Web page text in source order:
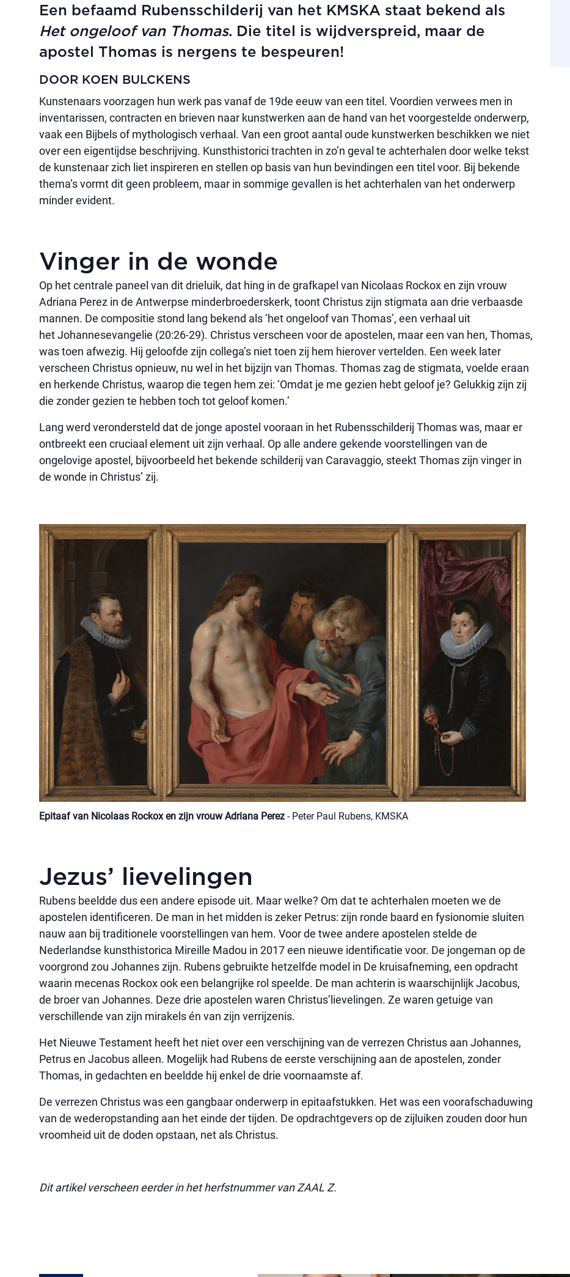
Een befaamd Rubensschilderij van het KMSKA staat bekend als
Het ongeloof van Thomas. Die titel is wijdverspreid, maar de
apostel Thomas is nergens te bespeuren!
DOOR KOEN BULCKENS
Kunstenaars voorzagen hun werk pas vanaf de 19de eeuw van een titel. Voordien verwees men in
inventarissen, contracten en brieven naar kunstwerken aan de hand van het voorgestelde onderwerp,
vaak een Bijbels of mythologisch verhaal. Van een groot aantal oude kunstwerken beschikken we niet
over een eigentijdse beschrijving. Kunsthistorici trachten in zo’n geval te achterhalen door welke tekst
de kunstenaar zich liet inspireren en stellen op basis van hun bevindingen een titel voor. Bij bekende
thema’s vormt dit geen probleem, maar in sommige gevallen is het achterhalen van het onderwerp
minder evident.
Vinger in de wonde
Op het centrale paneel van dit drieluik, dat hing in de grafkapel van Nicolaas Rockox en zijn vrouw
Adriana Perez in de Antwerpse minderbroederskerk, toont Christus zijn stigmata aan drie verbaasde
mannen. De compositie stond lang bekend als ‘het ongeloof van Thomas’, een verhaal uit
het Johannesevangelie (20:26-29). Christus verscheen voor de apostelen, maar een van hen, Thomas,
was toen afwezig. Hij geloofde zijn collega’s niet toen zij hem hierover vertelden. Een week later
verscheen Christus opnieuw, nu wel in het bijzijn van Thomas. Thomas zag de stigmata, voelde eraan
en herkende Christus, waarop die tegen hem zei: ‘Omdat je me gezien hebt geloof je? Gelukkig zijn zij
die zonder gezien te hebben toch tot geloof komen.’
Lang werd verondersteld dat de jonge apostel vooraan in het Rubensschilderij Thomas was, maar er
ontbreekt een cruciaal element uit zijn verhaal. Op alle andere gekende voorstellingen van de
ongelovige apostel, bijvoorbeeld het bekende schilderij van Caravaggio, steekt Thomas zijn vinger in
de wonde in Christus’ zij.
Epitaaf van Nicolaas Rockox en zijn vrouw Adriana Perez - Peter Paul Rubens, KMSKA
Jezus’ lievelingen
Rubens beeldde dus een andere episode uit. Maar welke? Om dat te achterhalen moeten we de
apostelen identificeren. De man in het midden is zeker Petrus: zijn ronde baard en fysionomie sluiten
nauw aan bij traditionele voorstellingen van hem. Voor de twee andere apostelen stelde de
Nederlandse kunsthistorica Mireille Madou in 2017 een nieuwe identificatie voor. De jongeman op de
voorgrond zou Johannes zijn. Rubens gebruikte hetzelfde model in De kruisafneming, een opdracht
waarin mecenas Rockox ook een belangrijke rol speelde. De man achterin is waarschijnlijk Jacobus,
de broer van Johannes. Deze drie apostelen waren Christus’lievelingen. Ze waren getuige van
verschillende van zijn mirakels én van zijn verrijzenis.
Het Nieuwe Testament heeft het niet over een verschijning van de verrezen Christus aan Johannes,
Petrus en Jacobus alleen. Mogelijk had Rubens de eerste verschijning aan de apostelen, zonder
Thomas, in gedachten en beeldde hij enkel de drie voornaamste af.
De verrezen Christus was een gangbaar onderwerp in epitaafstukken. Het was een voorafschaduwing
van de wederopstanding aan het einde der tijden. De opdrachtgevers op de zijluiken zouden door hun
vroomheid uit de doden opstaan, net als Christus.
Dit artikel verscheen eerder in het herfstnummer van ZAAL Z.